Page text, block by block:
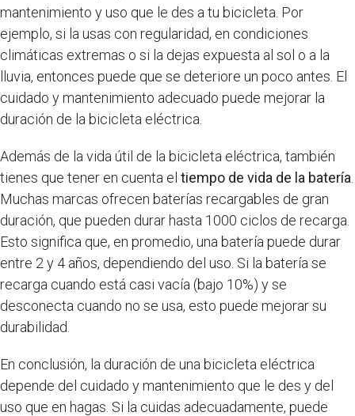
mantenimiento y uso que le des a tu bicicleta. Por
ejemplo, si la usas con regularidad, en condiciones
climáticas extremas o si la dejas expuesta al sol o a la
lluvia, entonces puede que se deteriore un poco antes. El
cuidado y mantenimiento adecuado puede mejorar la
duración de la bicicleta eléctrica.
Además de la vida útil de la bicicleta eléctrica, también
tienes que tener en cuenta el tiempo de vida de la batería
Muchas marcas ofrecen baterías recargables de gran
duración, que pueden durar hasta 1000 ciclos de recarga.
Esto significa que, en promedio, una batería puede durar
entre 2 y 4 años, dependiendo del uso. Si la batería se
recarga cuando está casi vacía (bajo 10%) y se
desconecta cuando no se usa, esto puede mejorar su
durabilidad.
En conclusión, la duración de una bicicleta eléctrica
depende del cuidado y mantenimiento que le des y del
uso que en hagas. Si la cuidas adecuadamente, puede